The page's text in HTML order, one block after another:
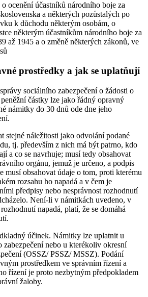
ocenění účastníků národního boje za
a některých pozůstalých po
k důchodu některým osobám, o
některým účastníkům národního boje za
až 1945 a o změně některých zákonů, ve
prostředky a jak se uplatňují
sociálního zabezpečení o žádosti o
částky lze jako řádný opravný
námitky do 30 dnů ode dne jeho
stejné náležitosti jako odvolání podané
tj. především z nich má být patrno, kdo
a co se navrhuje; musí tedy obsahovat
orgánu, jemuž je určeno, a podpis
musí obsahovat údaje o tom, proti kterému
rozsahu ho napadá a v čem je
předpisy nebo nesprávnost rozhodnutí
Není-li v námitkách uvedeno, v
napadá, platí, že se domáhá
účinek. Námitky lze uplatnit u
zabezpečení nebo u kterékoliv okresní
(OSSZ/ PSSZ/ MSSZ). Podání
prostředkem ve správním řízení a
řízení je proto nezbytným předpokladem
žaloby.